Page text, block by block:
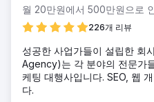
월 20만원에서 500만원으로
226개 리뷰
성공한 사업가들이 설립한 회
Agency)는 각 분야의 전문가
케팅 대행사입니다. SEO, 웹
다.